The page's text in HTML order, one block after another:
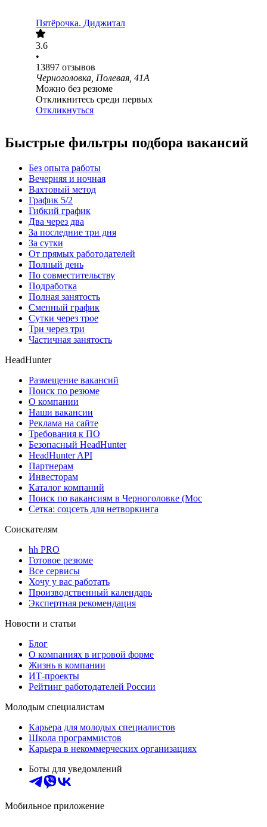
Пятёрочка. Диджитал
3.6
•
13897 отзывов
Черноголовка, Полевая, 41А
Можно без резюме
Откликнитесь среди первых
Откликнуться
Быстрые фильтры подбора вакансий
Без опыта работы
Вечерняя и ночная
Вахтовый метод
График 5/2
Гибкий график
Два через два
За последние три дня
За сутки
От прямых работодателей
Полный день
По совместительству
Подработка
Полная занятость
Сменный график
Сутки через трое
Три через три
Частичная занятость
HeadHunter
Размещение вакансий
Поиск по резюме
О компании
Наши вакансии
Реклама на сайте
Требования к ПО
Безопасный HeadHunter
HeadHunter API
Партнерам
Инвесторам
Каталог компаний
Поиск по вакансиям в Черноголовке (Мос
Сетка: соцсеть для нетворкинга
Соискателям
hh PRO
Готовое резюме
Все сервисы
Хочу у вас работать
Производственный календарь
Экспертная рекомендация
Новости и статьи
Блог
О компаниях в игровой форме
Жизнь в компании
ИТ-проекты
Рейтинг работодателей России
Молодым специалистам
Карьера для молодых специалистов
Школа программистов
Карьера в некоммерческих организациях
Боты для уведомлений
Мобильное приложение